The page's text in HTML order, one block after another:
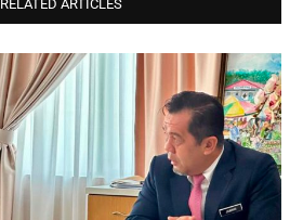
RELATED ARTICLES